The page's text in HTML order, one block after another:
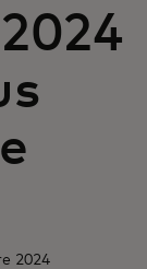
2024